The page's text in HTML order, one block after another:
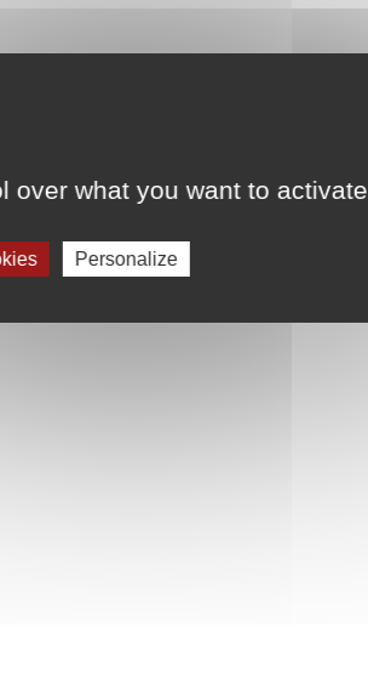
over what you want to activate
Personalize